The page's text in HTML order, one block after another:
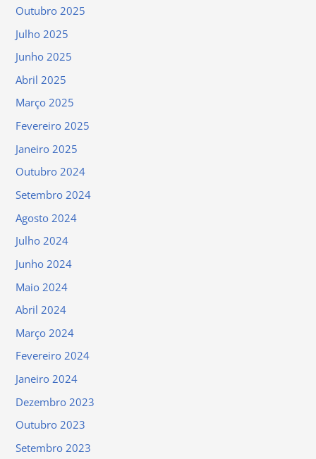
Outubro 2025
Julho 2025
Junho 2025
Abril 2025
Março 2025
Fevereiro 2025
Janeiro 2025
Outubro 2024
Setembro 2024
Agosto 2024
Julho 2024
Junho 2024
Maio 2024
Abril 2024
Março 2024
Fevereiro 2024
Janeiro 2024
Dezembro 2023
Outubro 2023
Setembro 2023